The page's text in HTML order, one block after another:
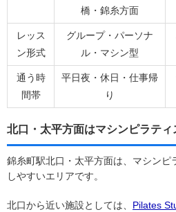
橋・錦糸方面
レッス
ン形式
グループ・パーソナ
ル・マシン型
通う時
間帯
平日夜・休日・仕事帰
り
北口・太平方面はマシンピラテ
錦糸町駅北口・太平方面は、マシンピ
しやすいエリアです。
北口から近い施設としては、 Pilates